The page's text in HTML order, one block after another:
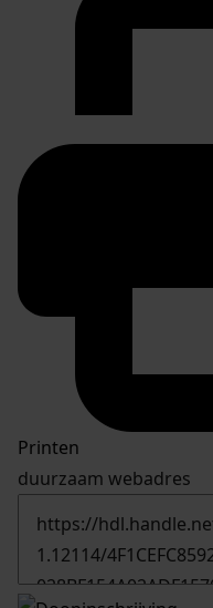
Printen
duurzaam webadres